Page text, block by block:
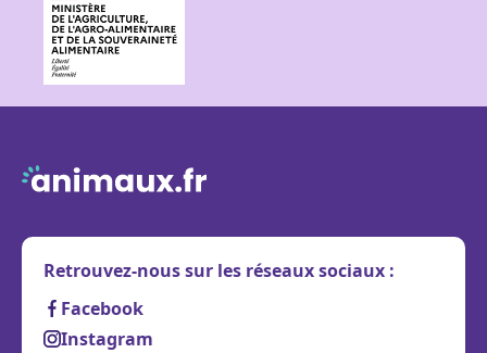
Retrouvez-nous sur les réseaux sociaux :
Facebook
Instagram